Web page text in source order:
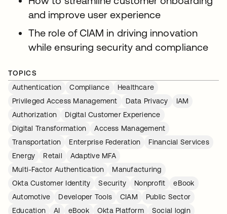
and improve user experience
The role of CIAM in driving innovation
while ensuring security and compliance
TOPICS
Authentication
Compliance
Healthcare
Privileged Access Management
Data Privacy
IAM
Authorization
Digital Customer Experience
Digital Transformation
Access Management
Transportation
Enterprise Federation
Financial Services
Energy
Retail
Adaptive MFA
Multi-Factor Authentication
Manufacturing
Okta Customer Identity
Security Nonprofit
eBook
Automotive
Developer Tools CIAM
Public Sector
Education
AI eBook Okta Platform
Social login